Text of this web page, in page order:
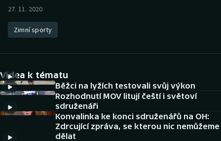
Atletika
DALŠÍ SPORTY
Americký fotbal
Baseball a softbal
NEPŘEHLÉDNĚTE
27. 11. 2020
Zimní sporty
Videa k tématu
Běžci na lyžích testovali svůj výkon
Rozhodnutí MOV litují čeští i světoví
sdruženáři
Konvalinka ke konci sdruženářů na OH:
Zdrcující zpráva, se kterou nic nemůžeme
dělat